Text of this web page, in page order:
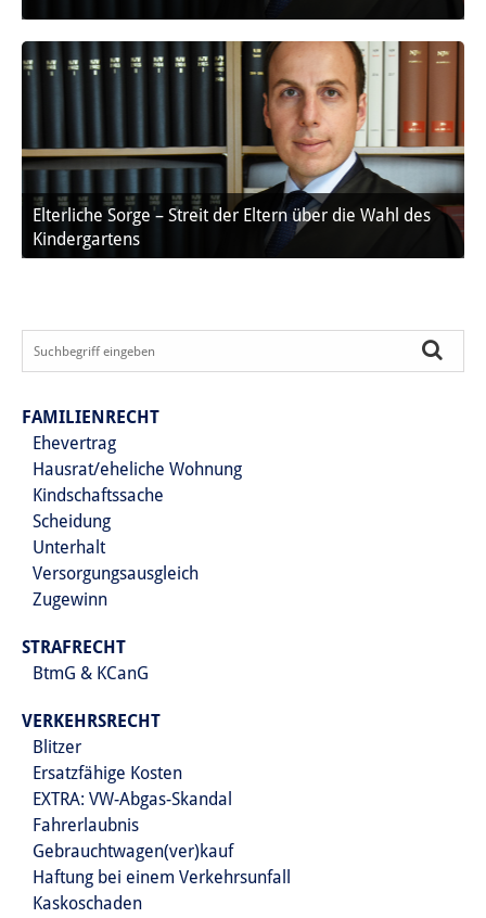
Elterliche Sorge – Streit der Eltern über die Wahl des
Kindergartens
FAMILIENRECHT
Ehevertrag
Hausrat/eheliche Wohnung
Kindschaftssache
Scheidung
Unterhalt
Versorgungsausgleich
Zugewinn
STRAFRECHT
BtmG & KCanG
VERKEHRSRECHT
Blitzer
Ersatzfähige Kosten
EXTRA: VW-Abgas-Skandal
Fahrerlaubnis
Gebrauchtwagen(ver)kauf
Haftung bei einem Verkehrsunfall
Kaskoschaden